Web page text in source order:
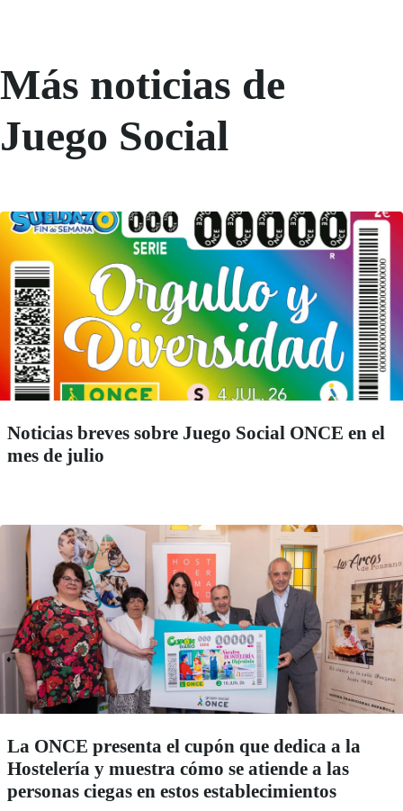
Más noticias de
Juego Social
Noticias breves sobre Juego Social ONCE en el
mes de julio
La ONCE presenta el cupón que dedica a la
Hostelería y muestra cómo se atiende a las
personas ciegas en estos establecimientos